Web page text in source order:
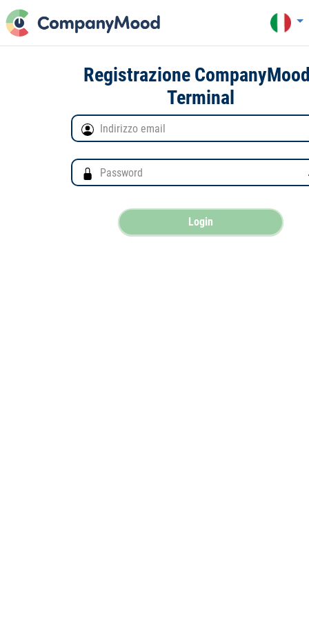
Registrazione
Terminal